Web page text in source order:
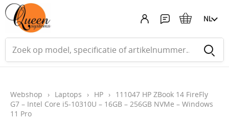
NL
Webshop › Laptops › HP › 111047 HP ZBook 14 FireFly
G7 – Intel Core i5-10310U – 16GB – 256GB NVMe – Windows
11 Pro